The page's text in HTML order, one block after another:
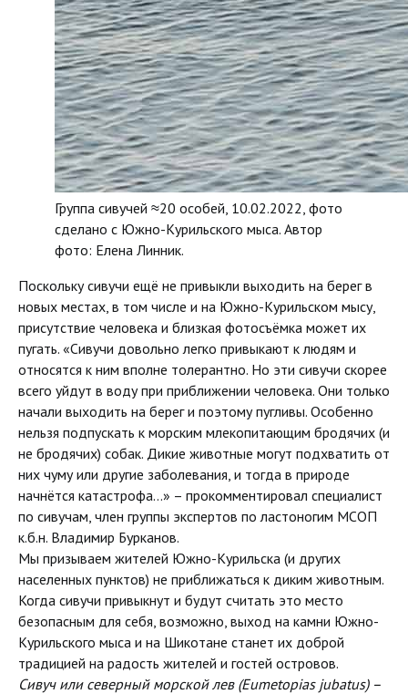
Группа сивучей ≈20 особей, 10.02.2022, фото
сделано с Южно-Курильского мыса. Автор
фото: Елена Линник.
Поскольку сивучи ещё не привыкли выходить на берег в
новых местах, в том числе и на Южно-Курильском мысу,
присутствие человека и близкая фотосъёмка может их
пугать. «Сивучи довольно легко привыкают к людям и
относятся к ним вполне толерантно. Но эти сивучи скорее
всего уйдут в воду при приближении человека. Они только
начали выходить на берег и поэтому пугливы. Особенно
нельзя подпускать к морским млекопитающим бродячих (и
не бродячих) собак. Дикие животные могут подхватить от
них чуму или другие заболевания, и тогда в природе
начнётся катастрофа…» – прокомментировал специалист
по сивучам, член группы экспертов по ластоногим МСОП
к.б.н. Владимир Бурканов.
Мы призываем жителей Южно-Курильска (и других
населенных пунктов) не приближаться к диким животным.
Когда сивучи привыкнут и будут считать это место
безопасным для себя, возможно, выход на камни Южно-
Курильского мыса и на Шикотане станет их доброй
традицией на радость жителей и гостей островов.
Сивуч или северный морской лев (Eumetopias jubatus) –